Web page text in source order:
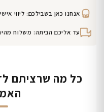
אנחנו כאן בשבילכם: ליווי
עד אליכם הביתה: משלוח
כל מה שרציתם